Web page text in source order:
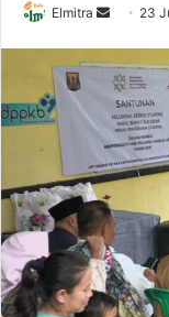
Elmitra
Send
email
23